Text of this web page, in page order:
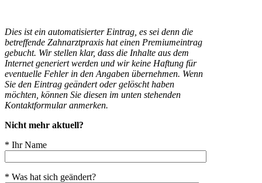
Dies ist ein automatisierter Eintrag, es sei denn die
betreffende Zahnarztpraxis hat einen Premiumeintrag
gebucht. Wir stellen klar, dass die Inhalte aus dem
Internet generiert werden und wir keine Haftung für
eventuelle Fehler in den Angaben übernehmen. Wenn
Sie den Eintrag geändert oder gelöscht haben
möchten, können Sie diesen im unten stehenden
Kontaktformular anmerken.
Nicht mehr aktuell?
* Ihr Name
* Was hat sich geändert?